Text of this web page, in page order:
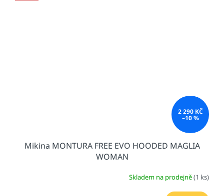
2 290 KČ
–10 %
Mikina MONTURA FREE EVO HOODED MAGLIA
WOMAN
Skladem na prodejně(1 ks)